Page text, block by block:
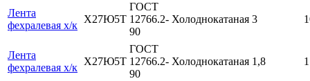
Лента
фехралевая х/к
Х27Ю5Т
ГОСТ
12766.2-
90
Холоднокатаная 3
Лента
фехралевая х/к
Х27Ю5Т
ГОСТ
12766.2-
90
Холоднокатаная 1,8